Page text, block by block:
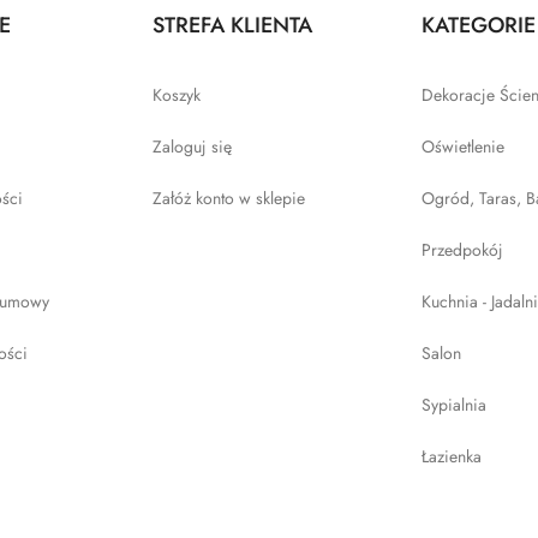
STREFA KLIENTA
Koszyk
Zaloguj się
Załóż konto w sklepie
KATEGORIE
Dekoracje
Oświetlenie
Ogród, Taras,
Przedpokój
Kuchnia -
Salon
Sypialnia
Łazienka